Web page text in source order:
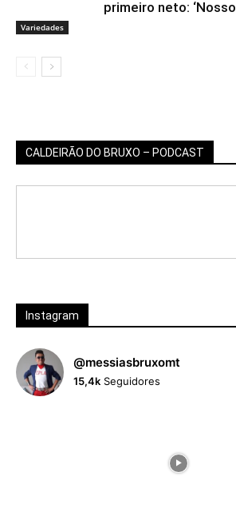
Variedades
primeiro neto:
CALDEIRÃO DO BRUXO – PODCAST
Instagram
@messiasbruxomt
15,4k Seguidores